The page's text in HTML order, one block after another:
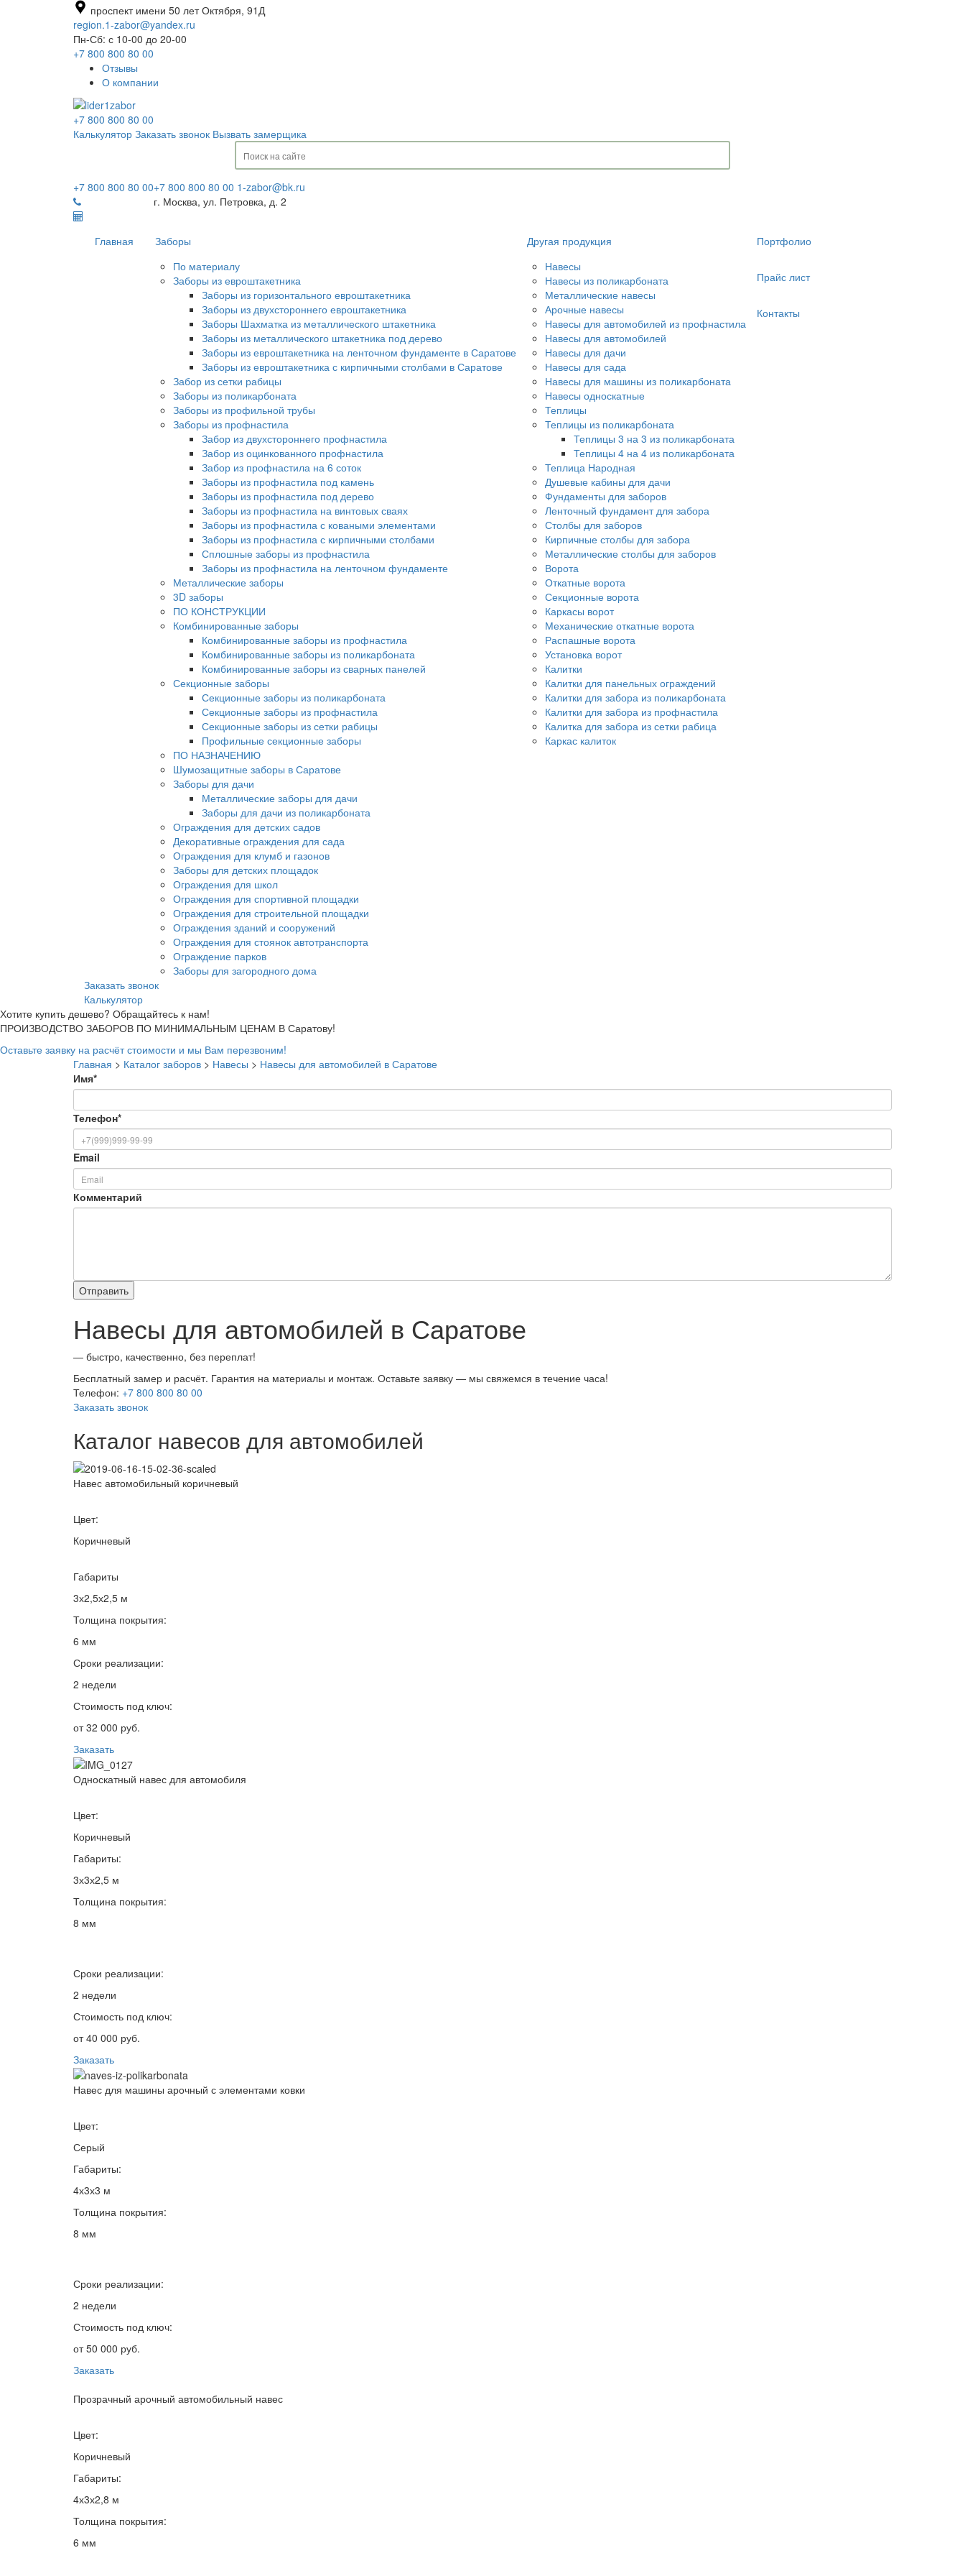
проспект имени 50 лет Октября, 91Д
region.1-zabor@yandex.ru
Пн-Сб: с 10-00 до 20-00
+7 800 800 80 00
Отзывы
О компании
+7 800 800 80 00
Калькулятор Заказать звонок Вызвать замерщика
+7 800 800 80 00
Главная
Заборы
По материалу
Заборы из евроштакетника
Заборы из горизонтального евроштакетника
Заборы из двухстороннего евроштакетника
Заборы Шахматка из металлического штакетника
Заборы из металлического штакетника под дерево
Заборы из евроштакетника на ленточном фундаменте в Саратове
Заборы из евроштакетника с кирпичными столбами в Саратове
Забор из сетки рабицы
Заборы из поликарбоната
Заборы из профильной трубы
Заборы из профнастила
Забор из двухстороннего профнастила
Забор из оцинкованного профнастила
Забор из профнастила на 6 соток
Заборы из профнастила под камень
Заборы из профнастила под дерево
Заборы из профнастила на винтовых сваях
Заборы из профнастила с коваными элементами
Заборы из профнастила с кирпичными столбами
Сплошные заборы из профнастила
Заборы из профнастила на ленточном фундаменте
Металлические заборы
3D заборы
ПО КОНСТРУКЦИИ
Комбинированные заборы
Комбинированные заборы из профнастила
Комбинированные заборы из поликарбоната
Комбинированные заборы из сварных панелей
Секционные заборы
Секционные заборы из поликарбоната
Секционные заборы из профнастила
Секционные заборы из сетки рабицы
Профильные секционные заборы
ПО НАЗНАЧЕНИЮ
Шумозащитные заборы в Саратове
Заборы для дачи
Металлические заборы для дачи
Заборы для дачи из поликарбоната
Ограждения для детских садов
Декоративные ограждения для сада
Ограждения для клумб и газонов
Заборы для детских площадок
Ограждения для школ
Ограждения для спортивной площадки
Ограждения для строительной площадки
Ограждения зданий и сооружений
Ограждения для стоянок автотранспорта
Ограждение парков
Заборы для загородного дома
Другая продукция
Навесы
Навесы из поликарбоната
Металлические навесы
Арочные навесы
Навесы для автомобилей из профнастила
Навесы для автомобилей
Навесы для дачи
Навесы для сада
Навесы для машины из поликарбоната
Навесы односкатные
Теплицы
Теплицы из поликарбоната
Теплицы 3 на 3 из поликарбоната
Теплицы 4 на 4 из поликарбоната
Теплица Народная
Душевые кабины для дачи
Фундаменты для заборов
Ленточный фундамент для забора
Столбы для заборов
Кирпичные столбы для забора
Металлические столбы для заборов
Ворота
Откатные ворота
Секционные ворота
Каркасы ворот
Механические откатные ворота
Распашные ворота
Установка ворот
Калитки
Калитки для панельных ограждений
Калитки для забора из поликарбоната
Калитки для забора из профнастила
Калитка для забора из сетки рабица
Каркас калиток
Портфолио
Прайс лист
Контакты
+7 800 800 80 00 1-zabor@bk.ru
г. Москва, ул. Петровка, д. 2
Заказать звонок
Калькулятор
Хотите купить дешево? Обращайтесь к нам!
ПРОИЗВОДСТВО ЗАБОРОВ ПО МИНИМАЛЬНЫМ ЦЕНАМ В Саратову!
Оставьте заявку на расчёт стоимости и мы Вам перезвоним!
Главная > Каталог заборов > Навесы > Навесы для автомобилей в Саратове
Имя*
Телефон*
Email
Комментарий
Навесы для автомобилей в Саратове
— быстро, качественно, без переплат!
Бесплатный замер и расчёт. Гарантия на материалы и монтаж. Оставьте заявку — мы свяжемся в течение часа!
Телефон: +7 800 800 80 00
Заказать звонок
Каталог навесов для автомобилей
Навес автомобильный коричневый
Цвет:
Коричневый
Габариты
3х2,5х2,5 м
Толщина покрытия:
6 мм
Сроки реализации:
2 недели
Стоимость под ключ:
от 32 000 руб.
Заказать
Односкатный навес для автомобиля
Цвет:
Коричневый
Габариты:
3х3х2,5 м
Толщина покрытия:
8 мм
Сроки реализации:
2 недели
Стоимость под ключ:
от 40 000 руб.
Заказать
Навес для машины арочный с элементами ковки
Цвет:
Серый
Габариты:
4х3х3 м
Толщина покрытия:
8 мм
Сроки реализации:
2 недели
Стоимость под ключ:
от 50 000 руб.
Заказать
Прозрачный арочный автомобильный навес
Цвет:
Коричневый
Габариты:
4х3х2,8 м
Толщина покрытия:
6 мм